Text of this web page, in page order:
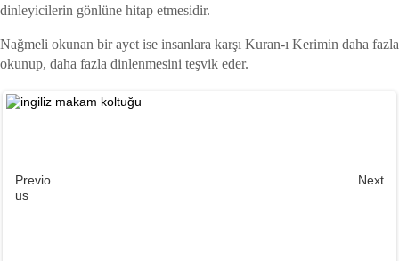
dinleyicilerin gönlüne hitap etmesidir.
Nağmeli okunan bir ayet ise insanlara karşı Kuran-ı Kerimin daha fazla
okunup, daha fazla dinlenmesini teşvik eder.
Previo
us
Next